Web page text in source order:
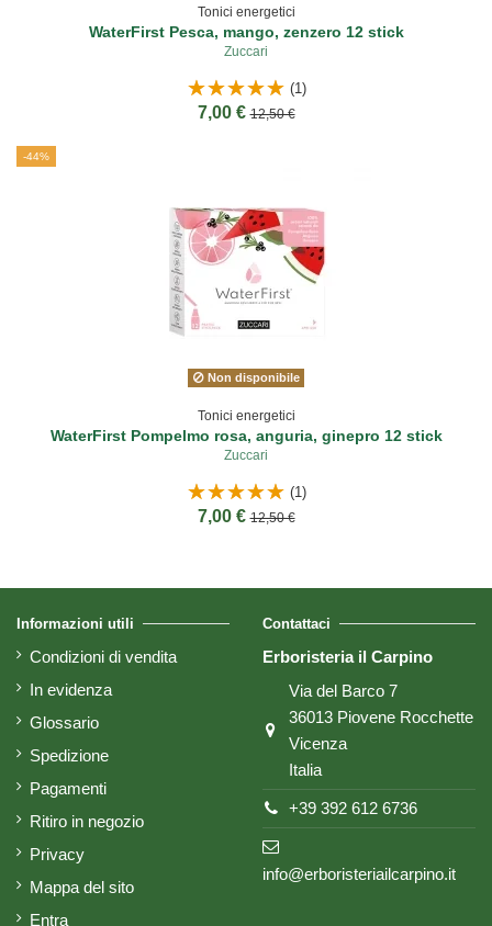
Tonici energetici
WaterFirst Pesca, mango, zenzero 12 stick
Zuccari
(1)
7,00 €12,50 €
-44%
Non disponibile
Tonici energetici
WaterFirst Pompelmo rosa, anguria, ginepro 12 stick
Zuccari
(1)
7,00 €12,50 €
Informazioni utili
Condizioni di vendita
In evidenza
Glossario
Spedizione
Pagamenti
Ritiro in negozio
Privacy
Mappa del sito
Entra
Contattaci
Erboristeria il Carpino
Via del Barco 7
36013 Piovene Rocchette
Vicenza
Italia
+39 392 612 6736
info@erboristeriailcarpino.it